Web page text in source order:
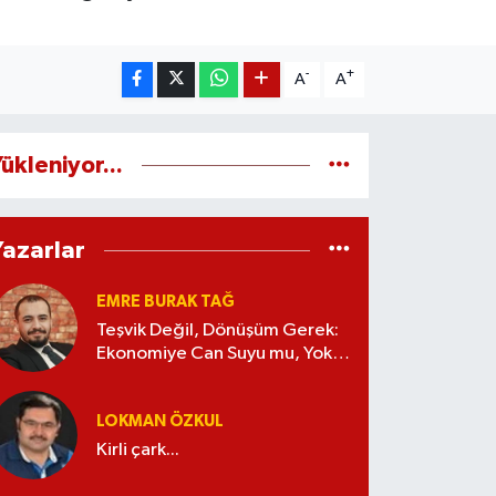
A- A+
EMRE BURAK TAĞ
Teşvik Değil, Dönüşüm Gerek:
Ekonomiye Can Suyu mu, Yoksa
LOKMAN ÖZKUL
Kirli çark...